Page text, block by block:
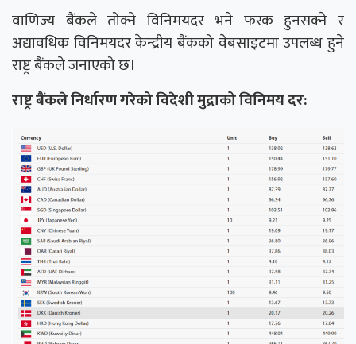
वाणिज्य बैंकले तोक्ने विनिमयदर भने फरक हुनसक्ने र
अद्यावधिक विनिमयदर केन्द्रीय बैंकको वेबसाइटमा उपलब्ध हुने
राष्ट्र बैंकले जनाएको छ।
राष्ट्र बैंकले निर्धारण गरेको विदेशी मुद्राको विनिमय दर: